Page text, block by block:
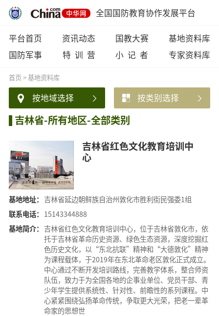
全国国防教育协作发展平台
平台首页 资讯动态 国教大赛
基地资料库
国防军事
特 训 营 小 记 者 专家资料库
首页>基地资料库
按地域选择 按类别选择
吉林省-所有地区-全部类别
吉林省红色文化教育培训中
心
基地地址： 吉林省延边朝鲜族自治州敦化市胜利街民强委1组
联系电话： 15143344888
基地简介： 吉林省红色文化教育培训中心，位于吉林省敦化市，依
托于吉林省革命历史资源、绿色生态资源，深度挖掘红
色历史文化，以“东北抗联”精神和“大德敦化”精神
为课程载体，于2019年在东北革命老区敦化正式成立。
中心通过不断开发培训路线，完善教学体系，整合师资
队伍，致力于为全国各地的企事业单位、党员干部、青
少年学生提供系统性、针对性、前瞻性的系列课程。中
心紧紧围绕弘扬革命传统，争取更大光荣，把老一辈革
命家的思想世